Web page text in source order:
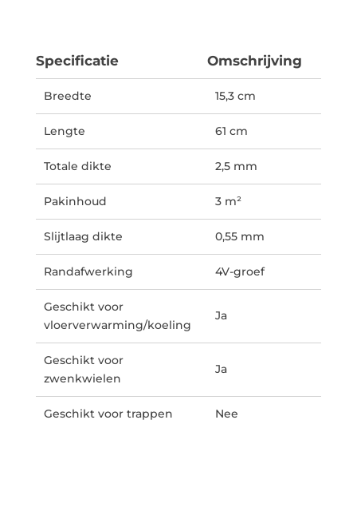
Specificatie Omschrijving
Breedte 15,3 cm
Lengte 61 cm
Totale dikte 2,5 mm
Pakinhoud 3 m²
Slijtlaag dikte 0,55 mm
Randafwerking 4V-groef
Geschikt voor
vloerverwarming/koeling
Ja
Geschikt voor
zwenkwielen
Ja
Geschikt voor trappen Nee